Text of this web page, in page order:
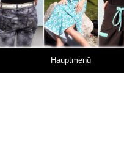
Hauptmenü